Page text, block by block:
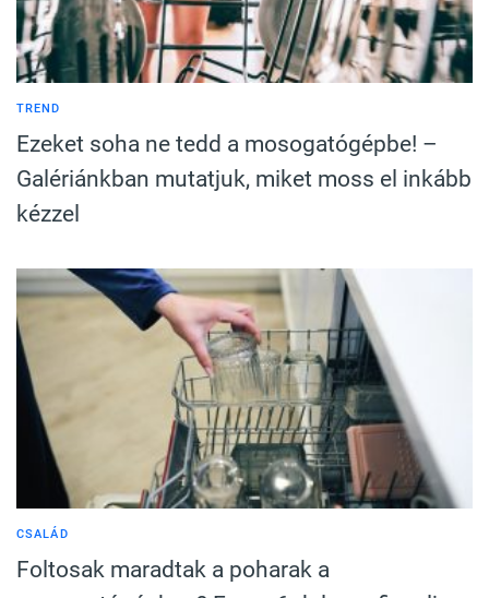
TREND
Ezeket soha ne tedd a mosogatógépbe! –
Galériánkban mutatjuk, miket moss el inkább
kézzel
CSALÁD
Foltosak maradtak a poharak a